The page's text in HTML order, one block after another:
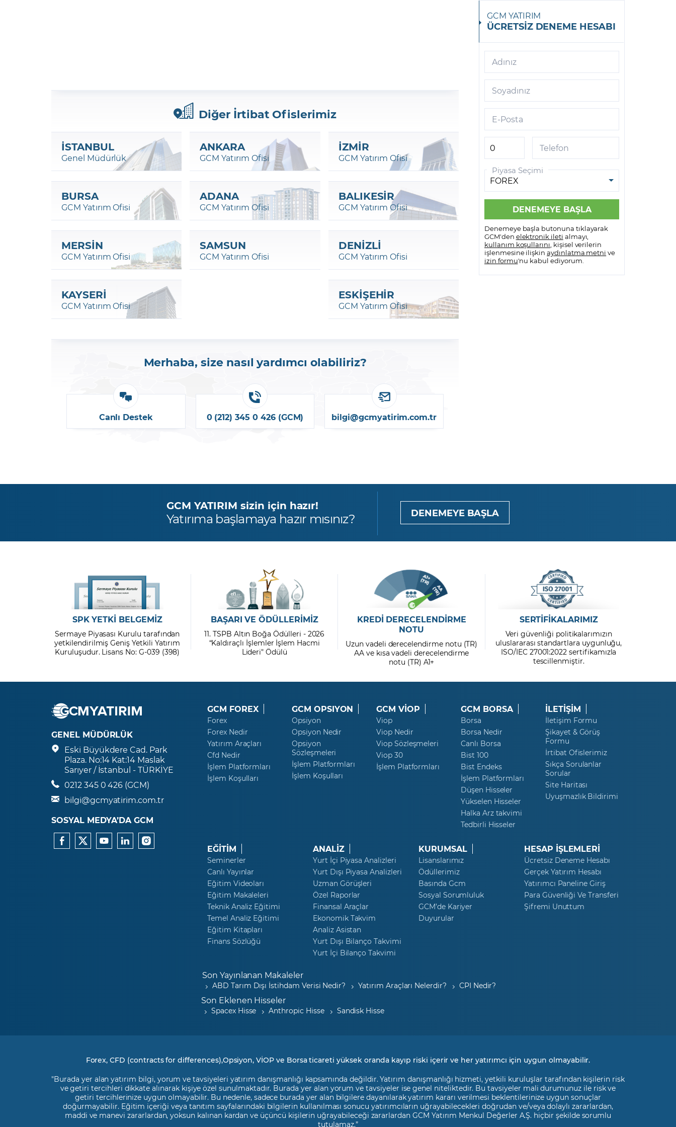
Diğer İrtibat Ofislerimiz
İSTANBUL
Genel Müdürlük
ANKARA
GCM Yatırım Ofisi
İZMİR
GCM Yatırım Ofisi
BURSA
GCM Yatırım Ofisi
ADANA
GCM Yatırım Ofisi
BALIKESİR
GCM Yatırım Ofisi
MERSİN
GCM Yatırım Ofisi
SAMSUN
GCM Yatırım Ofisi
DENİZLİ
GCM Yatırım Ofisi
KAYSERİ
GCM Yatırım Ofisi
ESKİŞEHİR
GCM Yatırım Ofisi
Merhaba, size nasıl yardımcı olabiliriz?
Canlı Destek 0 (212) 345 0 426 (GCM) bilgi@gcmyatirim.com.tr
GCM YATIRIM
ÜCRETSİZ DENEME HESABI
Adınız
Soyadınız
E-Posta
Telefon
Piyasa Seçimi
Denemeye başla butonuna tıklayarak
GCM'den elektronik ileti almayı,
kullanım koşullarını , kişisel verilerin
işlenmesine ilişkin aydınlatma metni ve
izin formu'nu kabul ediyorum.
GCM YATIRIM sizin için hazır!
Yatırıma başlamaya hazır mısınız? DENEMEYE BAŞLA
SPK YETKİ BELGEMİZ
Sermaye Piyasası Kurulu tarafından
yetkilendirilmiş Geniş Yetkili Yatırım
Kuruluşudur. Lisans No: G-039 (398)
BAŞARI VE ÖDÜLLERİMİZ
11. TSPB Altın Boğa Ödülleri - 2026
“Kaldıraçlı İşlemler İşlem Hacmi
Lideri" Ödülü
KREDİ DERECELENDİRME
NOTU
Uzun vadeli derecelendirme notu (TR)
AA ve kısa vadeli derecelendirme
notu (TR) A1+
SERTİFİKALARIMIZ
Veri güvenliği politikalarımızın
uluslararası standartlara uygunluğu,
ISO/IEC 27001:2022 sertifikamızla
tescillenmiştir.
GENEL MÜDÜRLÜK
Eski Büyükdere Cad. Park
Plaza. No:14 Kat:14 Maslak
Sarıyer / İstanbul - TÜRKİYE
0212 345 0 426 (GCM)
bilgi@gcmyatirim.com.tr
SOSYAL MEDYA’DA GCM
GCM FOREX
Forex
Forex Nedir
Yatırım Araçları
Cfd Nedir
İşlem Platformları
İşlem Koşulları
GCM OPSIYON
Opsiyon
Opsiyon Nedir
Opsiyon
Sözleşmeleri
İşlem Platformları
İşlem Koşulları
GCM VİOP
Viop
Viop Nedir
Viop Sözleşmeleri
Viop 30
İşlem Platformları
GCM BORSA
Borsa
Borsa Nedir
Canlı Borsa
Bist 100
Bist Endeks
İşlem Platformları
Düşen Hisseler
Yükselen Hisseler
Halka Arz takvimi
Tedbirli Hisseler
İLETİŞİM
İletişim Formu
Şikayet & Görüş
Formu
İrtibat Ofislerimiz
Sıkça Sorulanlar
Sorular
Site Haritası
Uyuşmazlık Bildirimi
EĞİTİM
Seminerler
Canlı Yayınlar
Eğitim Videoları
Eğitim Makaleleri
Teknik Analiz Eğitimi
Temel Analiz Eğitimi
Eğitim Kitapları
Finans Sözlüğü
ANALİZ
Yurt İçi Piyasa Analizleri
Yurt Dışı Piyasa Analizleri
Uzman Görüşleri
Özel Raporlar
Finansal Araçlar
Ekonomik Takvim
Analiz Asistan
Yurt Dışı Bilanço Takvimi
Yurt İçi Bilanço Takvimi
KURUMSAL
Lisanslarımız
Ödüllerimiz
Basında Gcm
Sosyal Sorumluluk
GCM’de Kariyer
Duyurular
HESAP İŞLEMLERİ
Ücretsiz Deneme Hesabı
Gerçek Yatırım Hesabı
Yatırımcı Paneline Giriş
Para Güvenliği Ve Transferi
Şifremi Unuttum
Son Yayınlanan Makaleler
ABD Tarım Dışı İstihdam Verisi Nedir? Yatırım Araçları Nelerdir? CPI Nedir?
Son Eklenen Hisseler
Spacex Hisse Anthropic Hisse Sandisk Hisse
Forex, CFD (contracts for differences),Opsiyon, VİOP ve Borsa ticareti yüksek oranda kayıp riski içerir ve her yatırımcı için uygun olmayabilir.
"Burada yer alan yatırım bilgi, yorum ve tavsiyeleri yatırım danışmanlığı kapsamında değildir. Yatırım danışmanlığı hizmeti, yetkili kuruluşlar tarafından kişilerin risk
ve getiri tercihleri dikkate alınarak kişiye özel sunulmaktadır. Burada yer alan yorum ve tavsiyeler ise genel niteliktedir. Bu tavsiyeler mali durumunuz ile risk ve
getiri tercihlerinize uygun olmayabilir. Bu nedenle, sadece burada yer alan bilgilere dayanılarak yatırım kararı verilmesi beklentilerinize uygun sonuçlar
doğurmayabilir. Eğitim içeriği veya tanıtım sayfalarındaki bilgilerin kullanılması sonucu yatırımcıların uğrayabilecekleri doğrudan ve/veya dolaylı zararlardan,
maddi ve manevi zararlardan, yoksun kalınan kardan ve üçüncü kişilerin uğrayabileceği zararlardan GCM Yatırım Menkul Değerler A.Ş. hiçbir şekilde sorumlu
tutulamaz.”